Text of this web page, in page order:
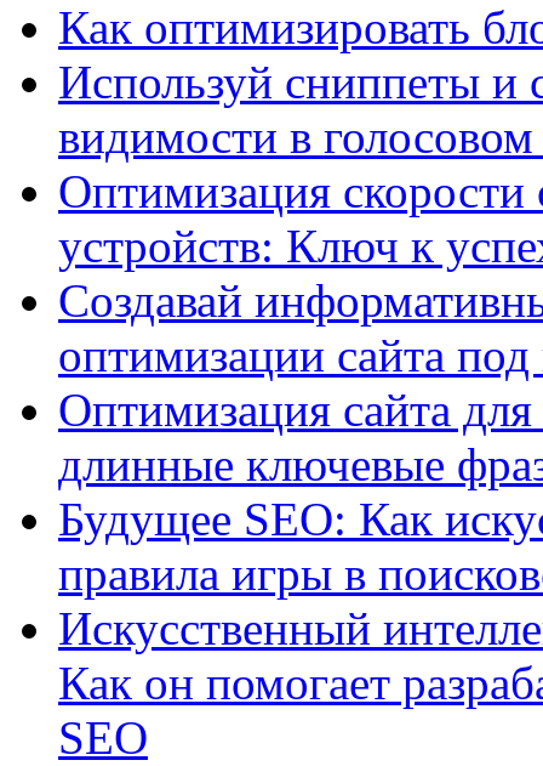
Как оптимизировать
Используй сниппеты и
видимости в
Оптимизация
устройств: Ключ к
Создавай
оптимизации сайта
Оптимизация сайта
длинные ключевые
Будущее SEO: Как
правила игры в
Искусственный
Как он помогает
SEO